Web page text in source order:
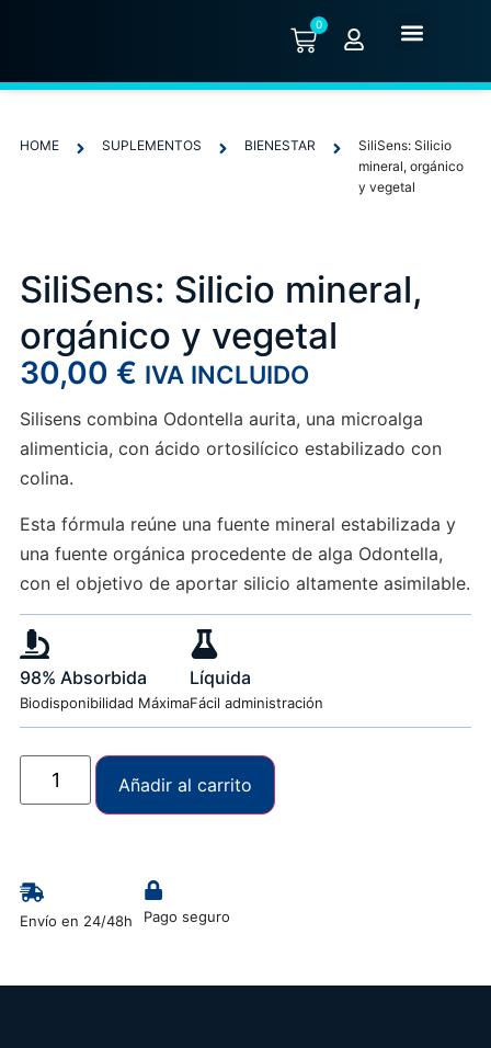
0
HOME SUPLEMENTOS BIENESTAR
SiliSens: Silicio
mineral, orgánico
y vegetal
SiliSens: Silicio mineral,
orgánico y vegetal
30,00 € IVA INCLUIDO
Silisens combina Odontella aurita, una microalga
alimenticia, con ácido ortosilícico estabilizado con
colina.
Esta fórmula reúne una fuente mineral estabilizada y
una fuente orgánica procedente de alga Odontella,
con el objetivo de aportar silicio altamente asimilable.
98% Absorbida
Biodisponibilidad Máxima
Líquida
Fácil administración
Añadir al carrito
Envío en 24/48h Pago seguro